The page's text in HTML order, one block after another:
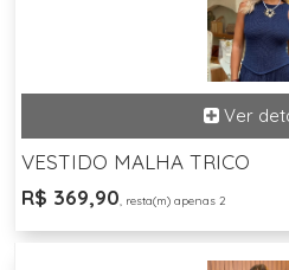
VESTIDO MALHA TRICO
R$ 369,90, resta(m) apenas 2